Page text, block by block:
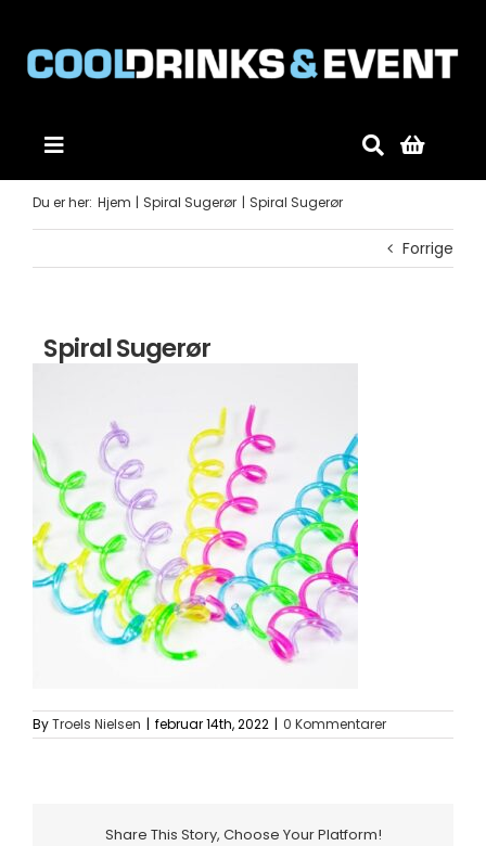
Toggle
Navigation
Forside
Produkter
Mobildiskotek
Om os
Information
Du er her: Hjem Spiral Sugerør Spiral Sugerør
Forrige
Spiral Sugerør
ByTroels Nielsen | februar 14th, 2022 | 0 Kommentarer
Share This Story, Choose Your Platform!